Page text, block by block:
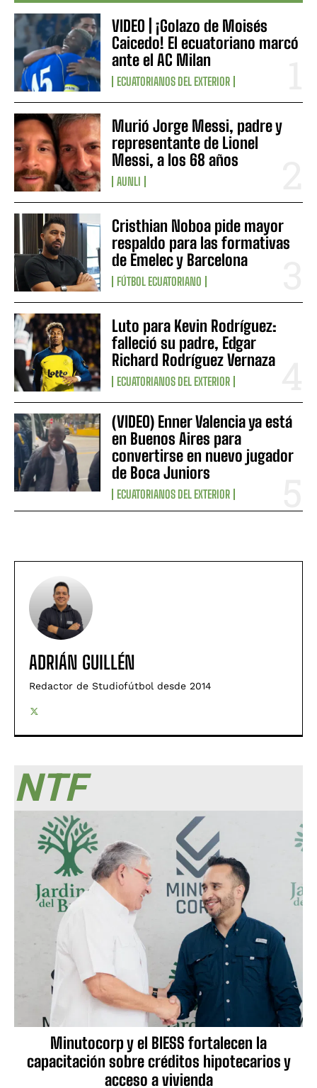
VIDEO | ¡Golazo de Moisés
Caicedo! El ecuatoriano marcó
ante el AC Milan
ECUATORIANOS DEL EXTERIOR
Murió Jorge Messi, padre y
representante de Lionel
Messi, a los 68 años
AUNLI
Cristhian Noboa pide mayor
respaldo para las formativas
de Emelec y Barcelona
FÚTBOL ECUATORIANO
Luto para Kevin Rodríguez:
falleció su padre, Edgar
Richard Rodríguez Vernaza
ECUATORIANOS DEL EXTERIOR
(VIDEO) Enner Valencia ya está
en Buenos Aires para
convertirse en nuevo jugador
de Boca Juniors
ECUATORIANOS DEL EXTERIOR
ADRIÁN GUILLÉN
Redactor de Studiofútbol desde 2014
NTF
Minutocorp y el BIESS fortalecen la
capacitación sobre créditos hipotecarios y
acceso a vivienda